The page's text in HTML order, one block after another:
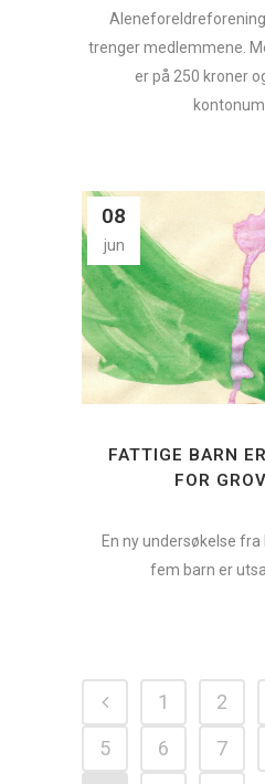
trenger medlemmene.
er på 250 kroner
08
jun
FATTIGE BARN
FOR
En ny undersøkelse fra
fem barn er
1 2
5
6 7